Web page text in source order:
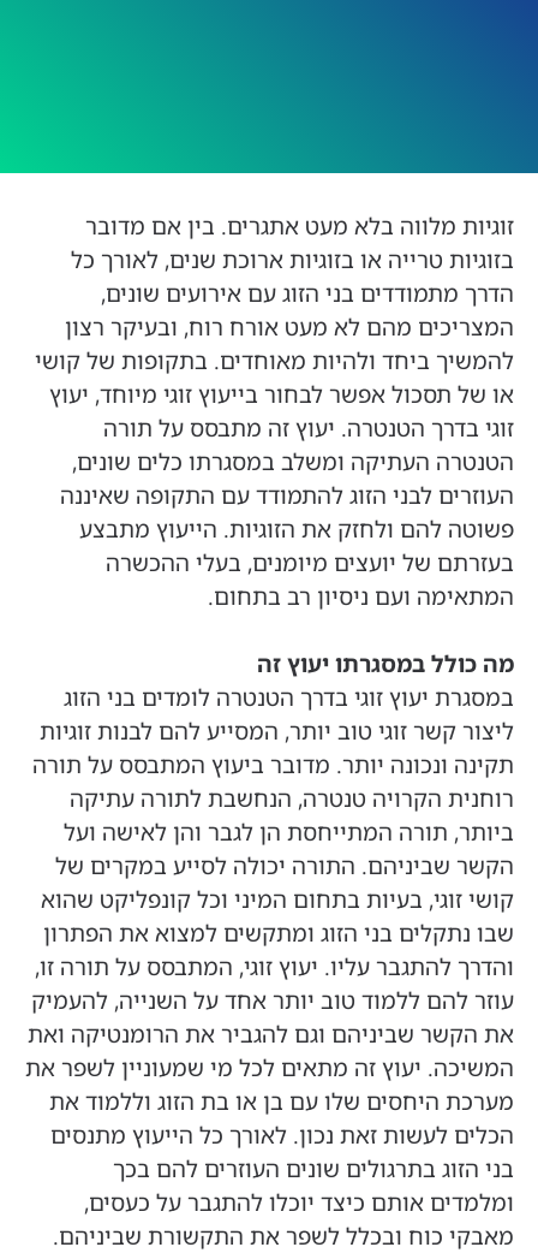
זוגיות מלווה בלא מעט אתגרים. בין אם מדובר
בזוגיות טרייה או בזוגיות ארוכת שנים, לאורך כל
הדרך מתמודדים בני הזוג עם אירועים שונים,
המצריכים מהם לא מעט אורח רוח, ובעיקר רצון
להמשיך ביחד ולהיות מאוחדים. בתקופות של קושי
או של תסכול אפשר לבחור בייעוץ זוגי מיוחד, יעוץ
זוגי בדרך הטנטרה. יעוץ זה מתבסס על תורה
הטנטרה העתיקה ומשלב במסגרתו כלים שונים,
העוזרים לבני הזוג להתמודד עם התקופה שאיננה
פשוטה להם ולחזק את הזוגיות. הייעוץ מתבצע
בעזרתם של יועצים מיומנים, בעלי ההכשרה
המתאימה ועם ניסיון רב בתחום.
מה כולל במסגרתו יעוץ זה
במסגרת יעוץ זוגי בדרך הטנטרה לומדים בני הזוג
ליצור קשר זוגי טוב יותר, המסייע להם לבנות זוגיות
תקינה ונכונה יותר. מדובר ביעוץ המתבסס על תורה
רוחנית הקרויה טנטרה, הנחשבת לתורה עתיקה
ביותר, תורה המתייחסת הן לגבר והן לאישה ועל
הקשר שביניהם. התורה יכולה לסייע במקרים של
קושי זוגי, בעיות בתחום המיני וכל קונפליקט שהוא
שבו נתקלים בני הזוג ומתקשים למצוא את הפתרון
והדרך להתגבר עליו. יעוץ זוגי, המתבסס על תורה זו,
עוזר להם ללמוד טוב יותר אחד על השנייה, להעמיק
את הקשר שביניהם וגם להגביר את הרומנטיקה ואת
המשיכה. יעוץ זה מתאים לכל מי שמעוניין לשפר את
מערכת היחסים שלו עם בן או בת הזוג וללמוד את
הכלים לעשות זאת נכון. לאורך כל הייעוץ מתנסים
בני הזוג בתרגולים שונים העוזרים להם בכך
ומלמדים אותם כיצד יוכלו להתגבר על כעסים,
מאבקי כוח ובכלל לשפר את התקשורת שביניהם.